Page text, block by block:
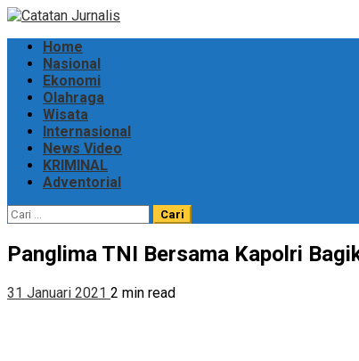
Skip
content
Primary
Menu
Home
Nasional
Ekonomi
Olahraga
Wisata
Internasional
News Video
KRIMINAL
Adventorial
Cari
untuk:
Panglima TNI Bersama Kapolri
31 Januari 2021 2 min read